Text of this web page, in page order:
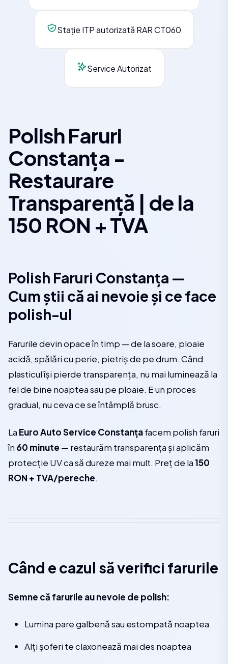
Stație ITP autorizată RAR CT060
Service Autorizat
Polish Faruri
Constanța -
Restaurare
Transparență | de la
150 RON + TVA
Polish Faruri Constanța —
Cum știi că ai nevoie și ce face
polish-ul
Farurile devin opace în timp — de la soare, ploaie
acidă, spălări cu perie, pietriș de pe drum. Când
plasticul își pierde transparența, nu mai luminează la
fel de bine noaptea sau pe ploaie. E un proces
gradual, nu ceva ce se întâmplă brusc.
La Euro Auto Service Constanțafacem polish faruri
în 60 minute — restaurăm transparența și aplicăm
protecție UV ca să dureze mai mult. Preț de la150
RON + TVA/pereche.
Când e cazul să verifici farurile
Semne că farurile au nevoie de polish:
Lumina pare galbenă sau estompată noaptea
Alți șoferi te claxonează mai des noaptea